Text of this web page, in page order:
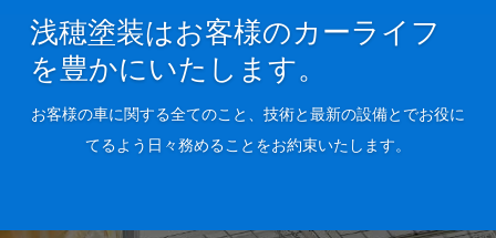
車の
Tips
マ購
浅穂塗装はお客様のカーライフ
を豊かにいたします。
お客様の車に関する全てのこと、技術と最新の設備とでお役に
てるよう日々務めることをお約束いたします。